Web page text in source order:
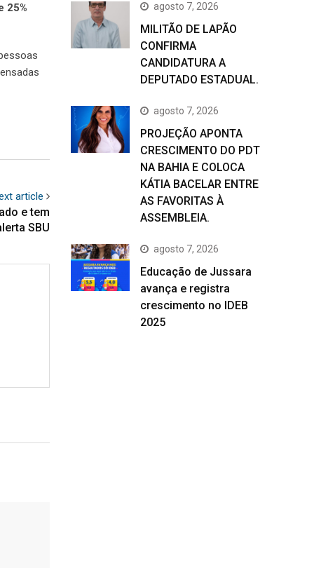
25%
article
e tem
SBU
agosto 7, 2026
MILITÃO DE LAPÃO
CONFIRMA
CANDIDATURA A
DEPUTADO ESTADUAL.
agosto 7, 2026
PROJEÇÃO APONTA
CRESCIMENTO DO PDT
NA BAHIA E COLOCA
KÁTIA BACELAR ENTRE
AS FAVORITAS À
ASSEMBLEIA.
agosto 7, 2026
Educação de Jussara
avança e registra
crescimento no IDEB
2025